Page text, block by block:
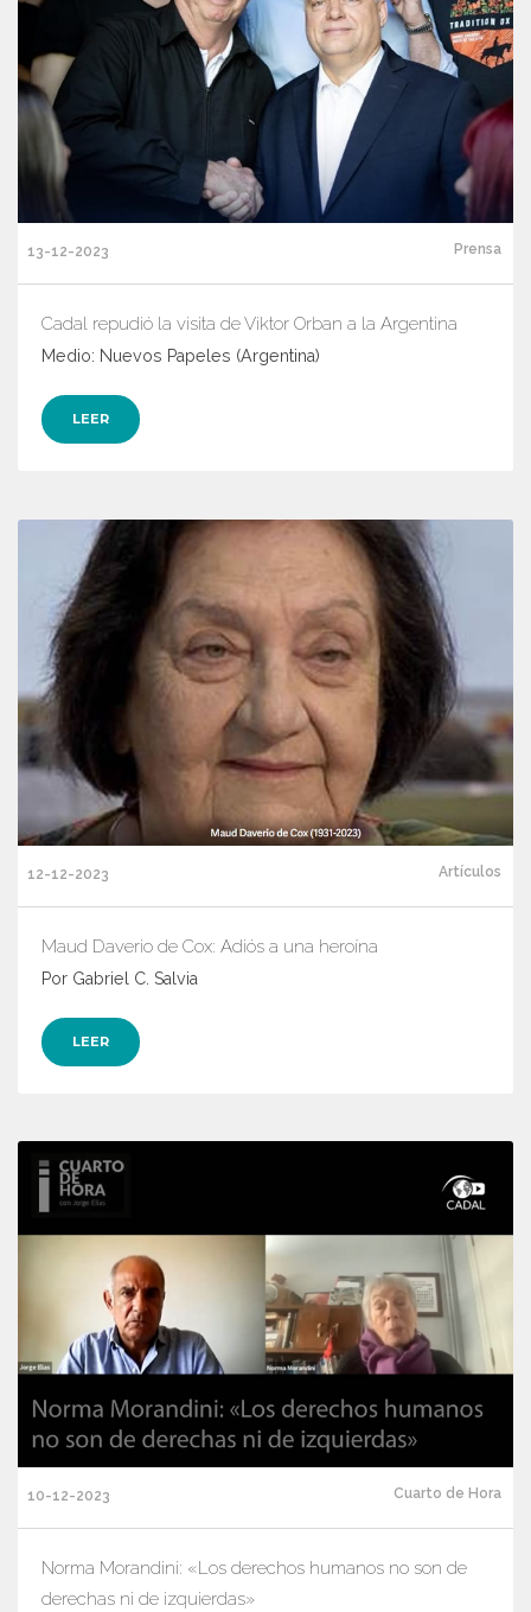
13-12-2023 Prensa
Cadal repudió la visita de Viktor Orban a la Argentina
Medio: Nuevos Papeles (Argentina)
LEER
12-12-2023 Artículos
Maud Daverio de Cox: Adiós a una heroína
Por Gabriel C. Salvia
LEER
10-12-2023 Cuarto de Hora
Norma Morandini: «Los derechos humanos no son de
derechas ni de izquierdas»